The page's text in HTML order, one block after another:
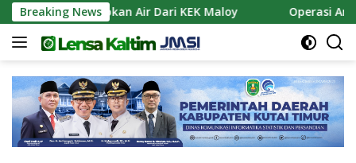
Langsung
ke
konten
Breaking News
Pasokan Air Dari KEK Maloy Operasi Antik